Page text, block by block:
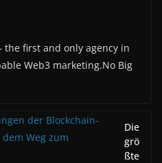
the first and only agency in
Web3 marketing.No Big
Die
grö
ßte